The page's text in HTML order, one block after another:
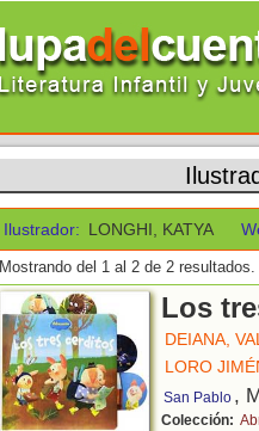
Ilustrador: LONGHI, KATYA
Mostrando del 1 al 2 de 2 resultados.
Los
DEIANA,
LORO
San Pablo ,
Colección: